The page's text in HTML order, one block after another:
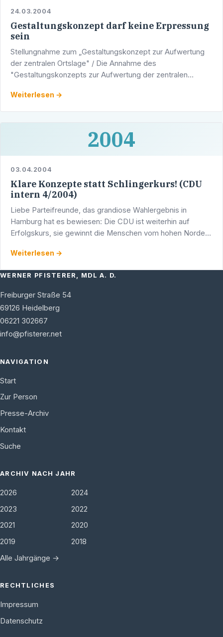
24.03.2004
Gestaltungskonzept darf keine Erpressung
sein
Stellungnahme zum „Gestaltungskonzept zur Aufwertung
der zentralen Ortslage" / Die Annahme des
"Gestaltungskonzepts zur Aufwertung der zentralen
vorgestellt worden …
Weiterlesen →
2004
03.04.2004
Klare Konzepte statt Schlingerkurs! (CDU
intern 4/2004)
Liebe Parteifreunde, das grandiose Wahlergebnis in
Hamburg hat es bewiesen: Die CDU ist weiterhin auf
Erfolgskurs, sie gewinnt die Menschen vom hohen Norden
Weiterlesen →
WERNER PFISTERER, MDL A. D.
Freiburger Straße 54
69126 Heidelberg
06221 302667
info@pfisterer.net
NAVIGATION
Start
Zur Person
Presse-Archiv
Kontakt
Suche
ARCHIV NACH JAHR
2026
2024
2023
2022
2021
2020
2019
2018
Alle Jahrgänge →
RECHTLICHES
Impressum
Datenschutz